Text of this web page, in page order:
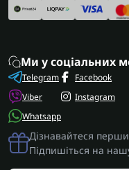
Ми у соціальних
Telegram
Viber
Whatsapp
Facebook
Instagram
Дізнавайтеся
Підпишіться на